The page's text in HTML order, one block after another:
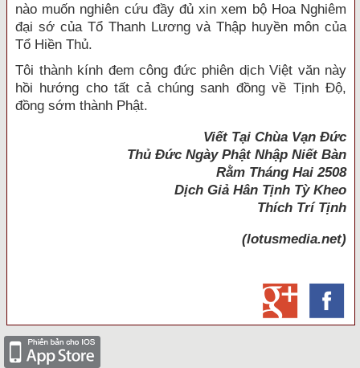
nào muốn nghiên cứu đầy đủ xin xem bộ Hoa Nghiêm
đại sớ của Tổ Thanh Lương và Thập huyền môn của
Tổ Hiền Thủ.
Tôi thành kính đem công đức phiên dịch Việt văn này
hồi hướng cho tất cả chúng sanh đồng về Tịnh Ðộ,
đồng sớm thành Phật.
Viết Tại Chùa Vạn Ðức
Thủ Ðức Ngày Phật Nhập Niết Bàn
Rằm Tháng Hai 2508
Dịch Giả Hân Tịnh Tỳ Kheo
Thích Trí Tịnh
(lotusmedia.net)